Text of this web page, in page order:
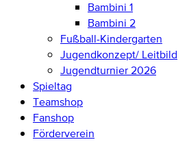
Bambini 1
Bambini 2
Fußball-Kindergarten
Jugendkonzept/ Leitbild
Jugendturnier 2026
Spieltag
Teamshop
Fanshop
Förderverein